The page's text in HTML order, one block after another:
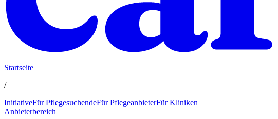
Startseite
/
InitiativeFür PflegesuchendeFür PflegeanbieterFür Kliniken
Anbieterbereich